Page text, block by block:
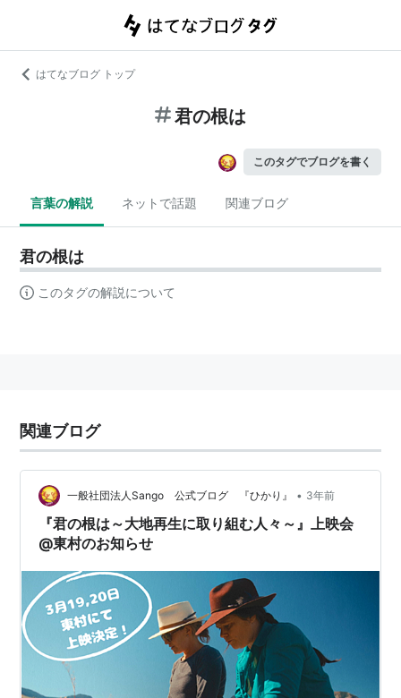
はてなブログ トップ
君の根は
このタグでブログを書く
言葉の解説 ネットで話題 関連ブログ
君の根は
このタグの解説について
関連ブログ
一般社団法人Sango 公式ブログ 『ひかり』 • 3年前
『君の根は～大地再生に取り組む人々～』上映会
@東村のお知らせ